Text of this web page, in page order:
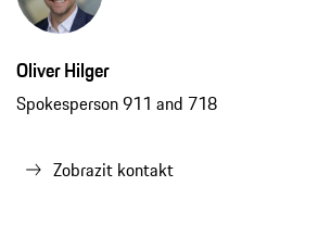
Oliver Hilger
Spokesperson 911 and 718
Zobrazit kontakt